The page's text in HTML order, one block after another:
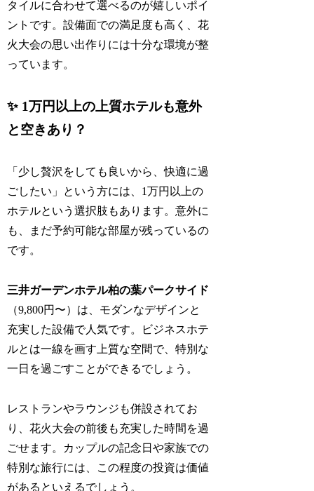
タイルに合わせて選べるのが嬉しいポイ
ントです。設備面での満足度も高く、花
火大会の思い出作りには十分な環境が整
っています。
✨ 1万円以上の上質ホテルも意外
と空きあり？
「少し贅沢をしても良いから、快適に過
ごしたい」という方には、1万円以上の
ホテルという選択肢もあります。意外に
も、まだ予約可能な部屋が残っているの
です。
三井ガーデンホテル柏の葉パークサイド
（9,800円〜）は、モダンなデザインと
充実した設備で人気です。ビジネスホテ
ルとは一線を画す上質な空間で、特別な
一日を過ごすことができるでしょう。
レストランやラウンジも併設されてお
り、花火大会の前後も充実した時間を過
ごせます。カップルの記念日や家族での
特別な旅行には、この程度の投資は価値
があるといえるでしょう。